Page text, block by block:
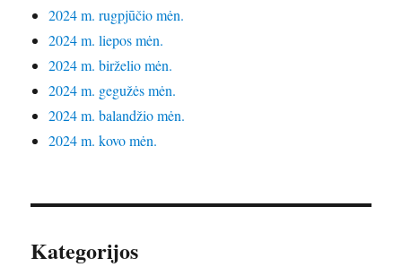
2024 m. rugpjūčio mėn.
2024 m. liepos mėn.
2024 m. birželio mėn.
2024 m. gegužės mėn.
2024 m. balandžio mėn.
2024 m. kovo mėn.
Kategorijos